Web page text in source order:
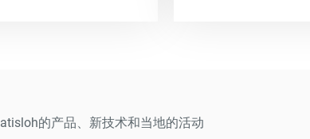
的产品、新技术和当地的活动